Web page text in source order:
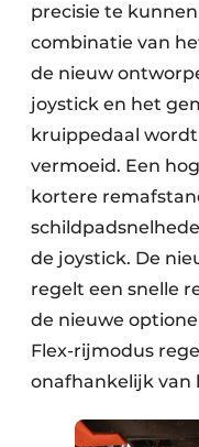
precisie te
combinatie van
de nieuw
joystick en het
kruippedaal
vermoeid. Een
kortere
de joystick. De
regelt een snelle
de nieuwe
Flex-rijmodus
onafhankelijk van